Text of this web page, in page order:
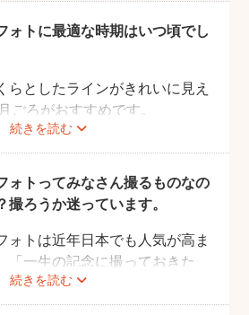
ォトに最適な時期はいつ頃でし
続きを読む
らとしたラインがきれいに見え
ごろがおすすめです。
産予定日よりも早く誕生するこ
ので、臨月までの撮影をご検討
と思います。
ォトってみなさん撮るものなの
撮ろうか迷っています。
続きを読む
ォトは近年日本でも人気が高ま
「一生の記念に撮っておきた
方が増えているようです。
ティフォトを撮るべきか迷って